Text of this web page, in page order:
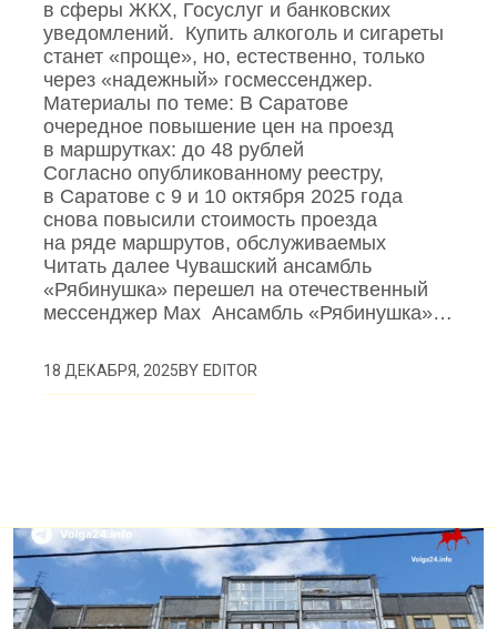
в сферы ЖКХ, Госуслуг и банковских
уведомлений. Купить алкоголь и сигареты
станет «проще», но, естественно, только
через «надежный» госмессенджер.
Материалы по теме: В Саратове
очередное повышение цен на проезд
в маршрутках: до 48 рублей
Согласно опубликованному реестру,
в Саратове с 9 и 10 октября 2025 года
снова повысили стоимость проезда
на ряде маршрутов, обслуживаемых
Читать далее Чувашский ансамбль
«Рябинушка» перешел на отечественный
мессенджер Max Ансамбль «Рябинушка»…
18 ДЕКАБРЯ, 2025BYEDITOR